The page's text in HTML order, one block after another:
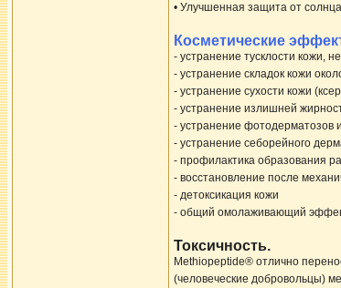
• Улучшенная защита от
Косметические
- устранение тусклости кожи,
- устранение складок кожи
- устранение сухости кожи
- устранение излишней
- устранение фотодерматозов
- устранение себорейного
- профилактика образования
- восстановление после
- детоксикация кожи
- общий омолаживающий
Токсичность.
Methiopeptide® отлично
(человеческие добровольцы)